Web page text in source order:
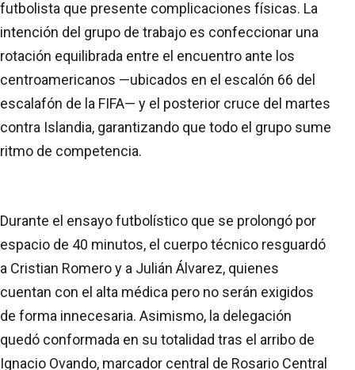
futbolista que presente complicaciones físicas. La
intención del grupo de trabajo es confeccionar una
rotación equilibrada entre el encuentro ante los
centroamericanos —ubicados en el escalón 66 del
escalafón de la FIFA— y el posterior cruce del martes
contra Islandia, garantizando que todo el grupo sume
ritmo de competencia.
Durante el ensayo futbolístico que se prolongó por
espacio de 40 minutos, el cuerpo técnico resguardó
a Cristian Romero y a Julián Álvarez, quienes
cuentan con el alta médica pero no serán exigidos
de forma innecesaria. Asimismo, la delegación
quedó conformada en su totalidad tras el arribo de
Ignacio Ovando, marcador central de Rosario Central